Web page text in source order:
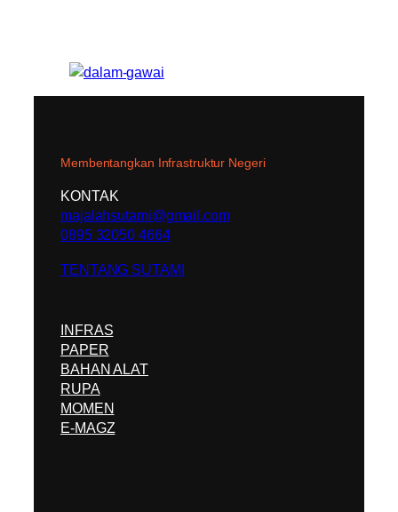
Membentangkan Infrastruktur Negeri
KONTAK
majalahsutami@gmail.com
0895 32050 4664
TENTANG SUTAMI
INFRAS
PAPER
BAHAN ALAT
RUPA
MOMEN
E-MAGZ